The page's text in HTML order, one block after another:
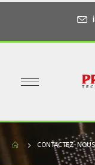
CONTACTEZ-NOUS